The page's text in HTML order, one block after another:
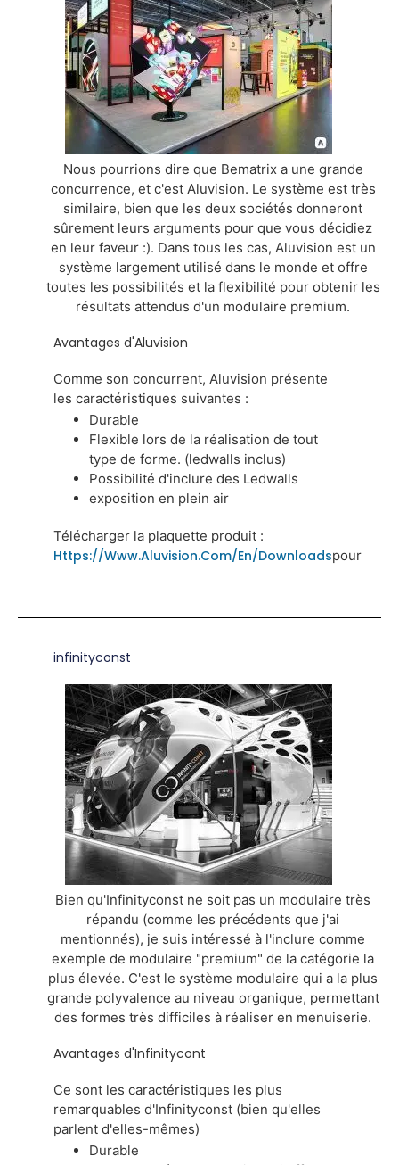
Nous pourrions dire que Bematrix a une grande
concurrence, et c'est Aluvision. Le système est très
similaire, bien que les deux sociétés donneront
sûrement leurs arguments pour que vous décidiez
en leur faveur :). Dans tous les cas, Aluvision est un
système largement utilisé dans le monde et offre
toutes les possibilités et la flexibilité pour obtenir les
résultats attendus d'un modulaire premium.
Avantages d'Aluvision
Comme son concurrent, Aluvision présente
les caractéristiques suivantes :
Durable
Flexible lors de la réalisation de tout
type de forme. (ledwalls inclus)
Possibilité d'inclure des Ledwalls
exposition en plein air
Télécharger la plaquette produit :
Https://www.aluvision.com/en/downloadspour
infinityconst
Bien qu'Infinityconst ne soit pas un modulaire très
répandu (comme les précédents que j'ai
mentionnés), je suis intéressé à l'inclure comme
exemple de modulaire "premium" de la catégorie la
plus élevée. C'est le système modulaire qui a la plus
grande polyvalence au niveau organique, permettant
des formes très difficiles à réaliser en menuiserie.
Avantages d'Infinitycont
Ce sont les caractéristiques les plus
remarquables d'Infinityconst (bien qu'elles
parlent d'elles-mêmes)
Durable